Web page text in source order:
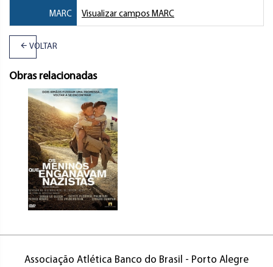
MARC Visualizar campos MARC
VOLTAR
Obras relacionadas
Associação Atlética Banco do Brasil - Porto Alegre